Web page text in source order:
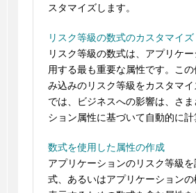
スタマイズします。
リスク等級の数式のカスタマイズ
リスク等級の数式は、アプリケ
用する最も重要な属性です。こ
み込みのリスク等級をカスタマ
では、ビジネスへの影響は、さ
ション属性に基づいて自動的に計
数式を使用した属性の作成
アプリケーションのリスク等級
式、あるいはアプリケーション